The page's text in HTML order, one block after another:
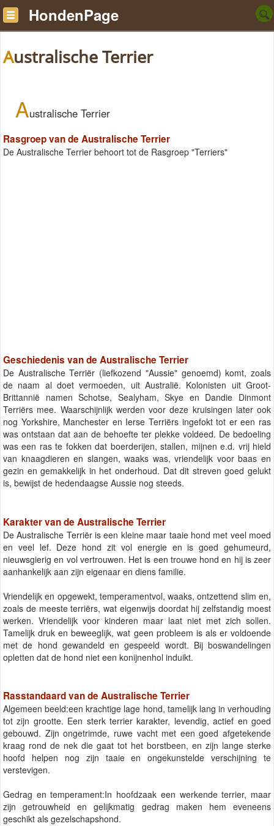
HondenPage
Australische Terrier
Australische Terrier
Rasgroep van de Australische Terrier
De Australische Terrier behoort tot de Rasgroep "Terriers"
Geschiedenis van de Australische Terrier
De Australische Terriër (liefkozend "Aussie" genoemd) komt, zoals
de naam al doet vermoeden, uit Australië. Kolonisten uit Groot-
Brittannië namen Schotse, Sealyham, Skye en Dandie Dinmont
Terriërs mee. Waarschijnlijk werden voor deze kruisingen later ook
nog Yorkshire, Manchester en Ierse Terriërs ingefokt tot er een ras
was ontstaan dat aan de behoefte ter plekke voldeed. De bedoeling
was een ras te fokken dat boerderijen, stallen, mijnen e.d. vrij hield
van knaagdieren en slangen, waaks was, vriendelijk voor baas en
gezin en gemakkelijk in het onderhoud. Dat dit streven goed gelukt
is, bewijst de hedendaagse Aussie nog steeds.
Karakter van de Australische Terrier
De Australische Terriër is een kleine maar taaie hond met veel moed
en veel lef. Deze hond zit vol energie en is goed gehumeurd,
nieuwsgierig en vol vertrouwen. Het is een trouwe hond en hij is zeer
aanhankelijk aan zijn eigenaar en diens familie.
Vriendelijk en opgewekt, temperamentvol, waaks, ontzettend slim en,
zoals de meeste terriërs, wat eigenwijs doordat hij zelfstandig moest
werken. Vriendelijk voor kinderen maar laat niet met zich sollen.
Tamelijk druk en beweeglijk, wat geen probleem is als er voldoende
met de hond gewandeld en gespeeld wordt. Bij boswandelingen
opletten dat de hond niet een konijnenhol induikt.
Rasstandaard van de Australische Terrier
Algemeen beeld:een krachtige lage hond, tamelijk lang in verhouding
tot zijn grootte. Een sterk terrier karakter, levendig, actief en goed
gebouwd. Zijn ongetrimde, ruwe vacht met een goed afgetekende
kraag rond de nek die gaat tot het borstbeen, en zijn lange sterke
hoofd helpen nog zijn taaie en ongekunstelde verschijning te
verstevigen.
Gedrag en temperament:In hoofdzaak een werkende terrier, maar
zijn getrouwheid en gelijkmatig gedrag maken hem eveneens
geschikt als gezelschapshond.